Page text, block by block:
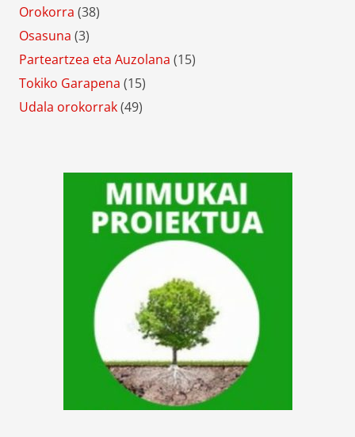
Orokorra (38)
Osasuna (3)
Parteartzea eta Auzolana (15)
Tokiko Garapena (15)
Udala orokorrak(49)